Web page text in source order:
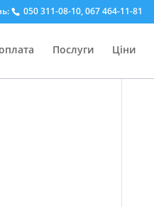
050 311-08-10, 067 464-11-81
Послуги Ціни